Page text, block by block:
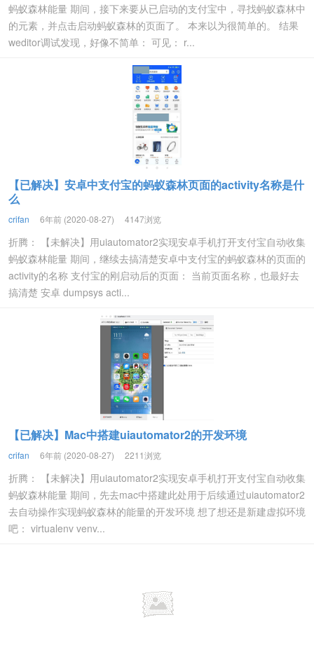
蚂蚁森林能量 期间，接下来要从已启动的支付宝中，寻找蚂蚁森林中
的元素，并点击启动蚂蚁森林的页面了。 本来以为很简单的。 结果
weditor调试发现，好像不简单： 可见： r...
【已解决】安卓中支付宝的蚂蚁森林页面的activity名称是什
么
crifan 6年前 (2020-08-27) 4147浏览
折腾： 【未解决】用uiautomator2实现安卓手机打开支付宝自动收集
蚂蚁森林能量 期间，继续去搞清楚安卓中支付宝的蚂蚁森林的页面的
activity的名称 支付宝的刚启动后的页面： 当前页面名称，也最好去
搞清楚 安卓 dumpsys acti...
【已解决】Mac中搭建uiautomator2的开发环境
crifan 6年前 (2020-08-27) 2211浏览
折腾： 【未解决】用uiautomator2实现安卓手机打开支付宝自动收集
蚂蚁森林能量 期间，先去mac中搭建此处用于后续通过uiautomator2
去自动操作实现蚂蚁森林的能量的开发环境 想了想还是新建虚拟环境
吧： virtualenv venv...